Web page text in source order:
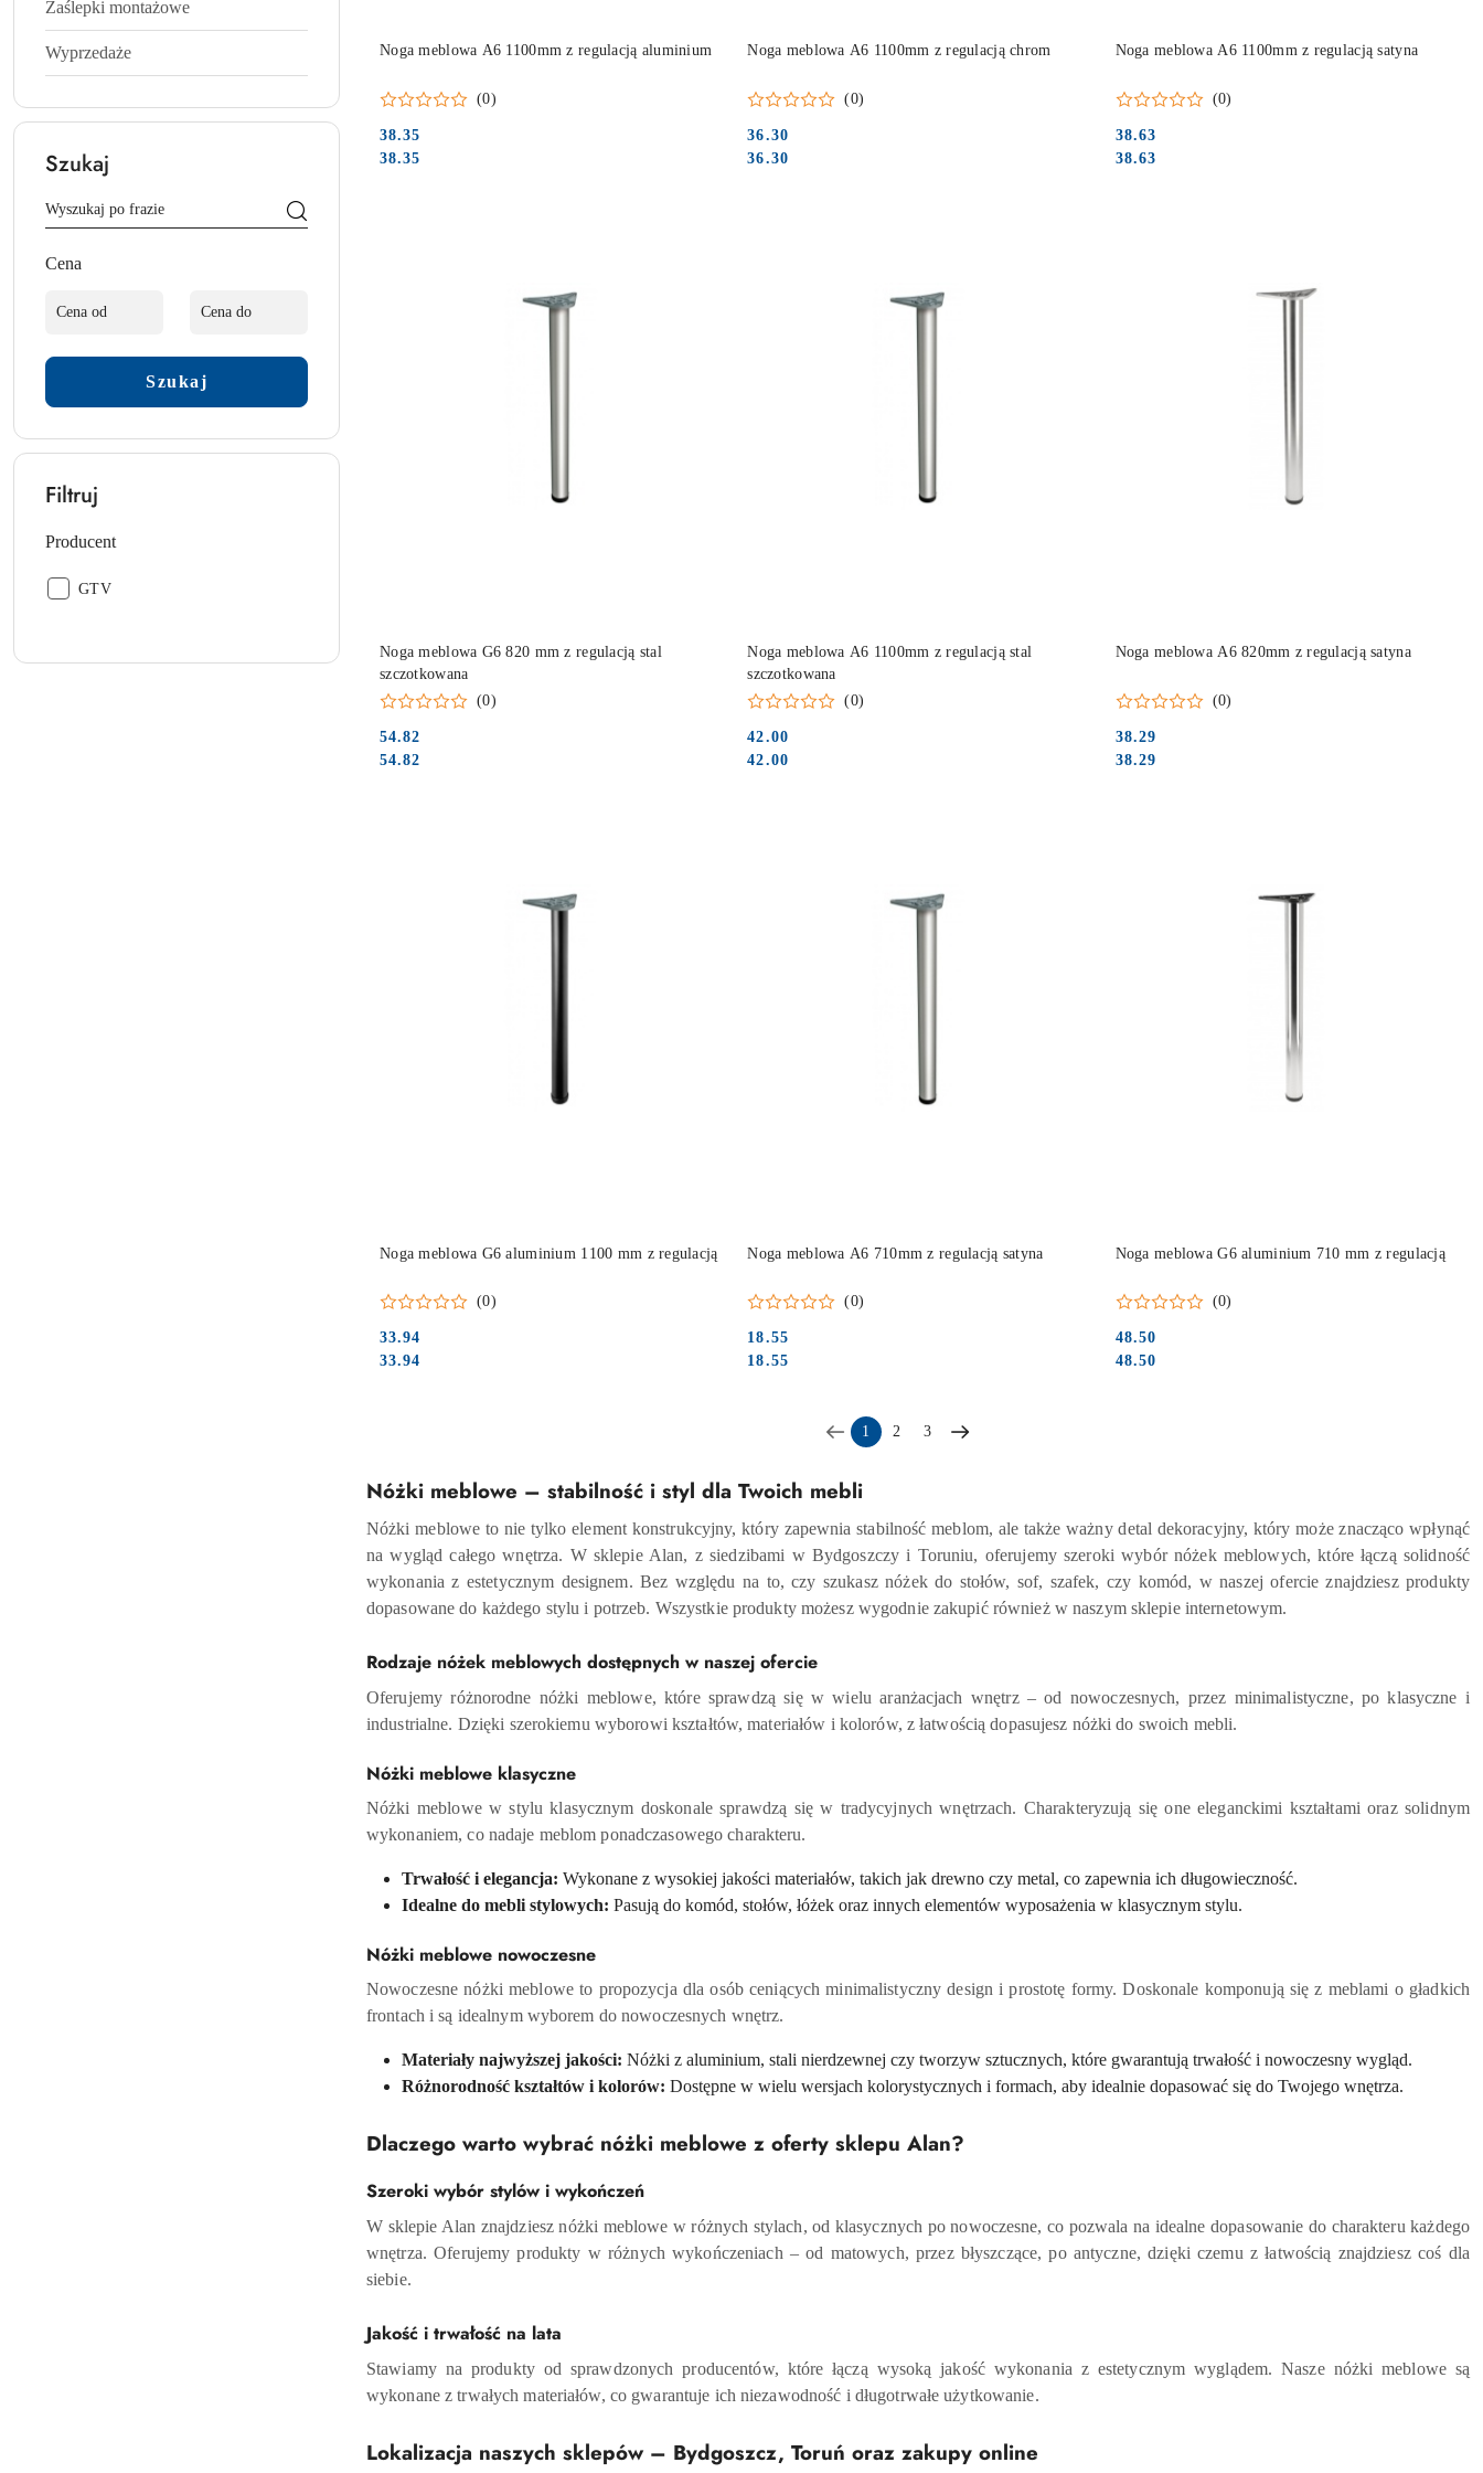
Zaślepki montażowe
Wyprzedaże
Szukaj
Cena
Szukaj
Filtruj
Producent
Producent:
GTV
Noga meblowa A6 1100mm z regulacją aluminium
(0)
Cena:
38.35
Cena:
38.35
DO KOSZYKA
Noga meblowa A6 1100mm z regulacją chrom
(0)
Cena:
36.30
Cena:
36.30
DO KOSZYKA
Noga meblowa A6 1100mm z regulacją satyna
(0)
Cena:
38.63
Cena:
38.63
DO KOSZYKA
Noga meblowa G6 820 mm z regulacją stal
szczotkowana
(0)
Cena:
54.82
Cena:
54.82
DO KOSZYKA
Noga meblowa A6 1100mm z regulacją stal
szczotkowana
(0)
Cena:
42.00
Cena:
42.00
DO KOSZYKA
Noga meblowa A6 820mm z regulacją satyna
(0)
Cena:
38.29
Cena:
38.29
DO KOSZYKA
Noga meblowa G6 aluminium 1100 mm z regulacją
(0)
Cena:
33.94
Cena:
33.94
DO KOSZYKA
Noga meblowa A6 710mm z regulacją satyna
(0)
Cena:
18.55
Cena:
18.55
DO KOSZYKA
Noga meblowa G6 aluminium 710 mm z regulacją
(0)
Cena:
48.50
Cena:
48.50
DO KOSZYKA
1 2 3
Nóżki meblowe – stabilność i styl dla Twoich mebli
Nóżki meblowe to nie tylko element konstrukcyjny, który zapewnia stabilność meblom, ale także ważny detal dekoracyjny, który może znacząco wpłynąć
na wygląd całego wnętrza. W sklepie Alan, z siedzibami w Bydgoszczy i Toruniu, oferujemy szeroki wybór nóżek meblowych, które łączą solidność
wykonania z estetycznym designem. Bez względu na to, czy szukasz nóżek do stołów, sof, szafek, czy komód, w naszej ofercie znajdziesz produkty
dopasowane do każdego stylu i potrzeb. Wszystkie produkty możesz wygodnie zakupić również w naszym sklepie internetowym.
Rodzaje nóżek meblowych dostępnych w naszej ofercie
Oferujemy różnorodne nóżki meblowe, które sprawdzą się w wielu aranżacjach wnętrz – od nowoczesnych, przez minimalistyczne, po klasyczne i
industrialne. Dzięki szerokiemu wyborowi kształtów, materiałów i kolorów, z łatwością dopasujesz nóżki do swoich mebli.
Nóżki meblowe klasyczne
Nóżki meblowe w stylu klasycznym doskonale sprawdzą się w tradycyjnych wnętrzach. Charakteryzują się one eleganckimi kształtami oraz solidnym
wykonaniem, co nadaje meblom ponadczasowego charakteru.
Trwałość i elegancja: Wykonane z wysokiej jakości materiałów, takich jak drewno czy metal, co zapewnia ich długowieczność.
Idealne do mebli stylowych: Pasują do komód, stołów, łóżek oraz innych elementów wyposażenia w klasycznym stylu.
Nóżki meblowe nowoczesne
Nowoczesne nóżki meblowe to propozycja dla osób ceniących minimalistyczny design i prostotę formy. Doskonale komponują się z meblami o gładkich
frontach i są idealnym wyborem do nowoczesnych wnętrz.
Materiały najwyższej jakości: Nóżki z aluminium, stali nierdzewnej czy tworzyw sztucznych, które gwarantują trwałość i nowoczesny wygląd.
Różnorodność kształtów i kolorów: Dostępne w wielu wersjach kolorystycznych i formach, aby idealnie dopasować się do Twojego wnętrza.
Dlaczego warto wybrać nóżki meblowe z oferty sklepu Alan?
Szeroki wybór stylów i wykończeń
W sklepie Alan znajdziesz nóżki meblowe w różnych stylach, od klasycznych po nowoczesne, co pozwala na idealne dopasowanie do charakteru każdego
wnętrza. Oferujemy produkty w różnych wykończeniach – od matowych, przez błyszczące, po antyczne, dzięki czemu z łatwością znajdziesz coś dla
siebie.
Jakość i trwałość na lata
Stawiamy na produkty od sprawdzonych producentów, które łączą wysoką jakość wykonania z estetycznym wyglądem. Nasze nóżki meblowe są
wykonane z trwałych materiałów, co gwarantuje ich niezawodność i długotrwałe użytkowanie.
Lokalizacja naszych sklepów – Bydgoszcz, Toruń oraz zakupy online